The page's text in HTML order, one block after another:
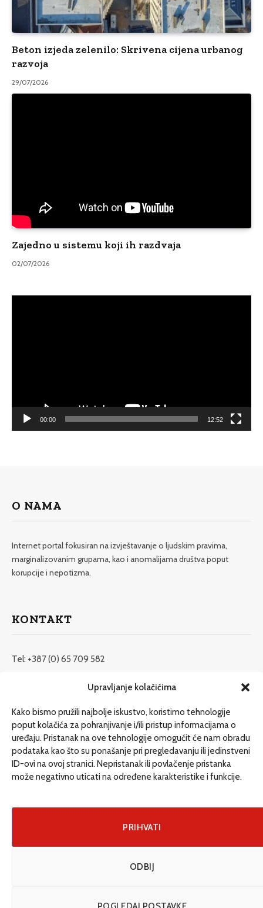
Upravljanje kolačićima
Kako bismo pružili najbolje iskustvo, koristimo tehnologije
poput kolačića za pohranjivanje i/ili pristup informacijama o
uređaju. Pristanak na ove tehnologije omogućit će nam obradu
podataka kao što su ponašanje pri pregledavanju ili jedinstveni
ID-ovi na ovoj stranici. Nepristanak ili povlačenje pristanka
može negativno uticati na određene karakteristike i funkcije.
PRIHVATI
ODBIJ
Beton izjeda zelenilo: Skrivena cijena urbanog
razvoja
29/07/2026
Zajedno u sistemu koji ih razdvaja
02/07/2026
00:00 12:52
O NAMA
Internet portal fokusiran na izvještavanje o ljudskim pravima,
marginalizovanim grupama, kao i anomalijama društva poput
korupcije i nepotizma.
KONTAKT
Tel: +387 (0) 65 709 582
redakcija@etrafika.net
Dosije
Drugi pišu
Društvo